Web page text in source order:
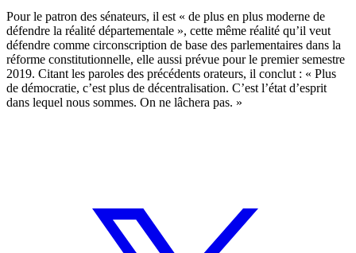
Pour le patron des sénateurs, il est « de plus en plus moderne de
défendre la réalité départementale », cette même réalité qu’il veut
défendre comme circonscription de base des parlementaires dans la
réforme constitutionnelle, elle aussi prévue pour le premier semestre
2019. Citant les paroles des précédents orateurs, il conclut : « Plus
de démocratie, c’est plus de décentralisation. C’est l’état d’esprit
dans lequel nous sommes. On ne lâchera pas. »